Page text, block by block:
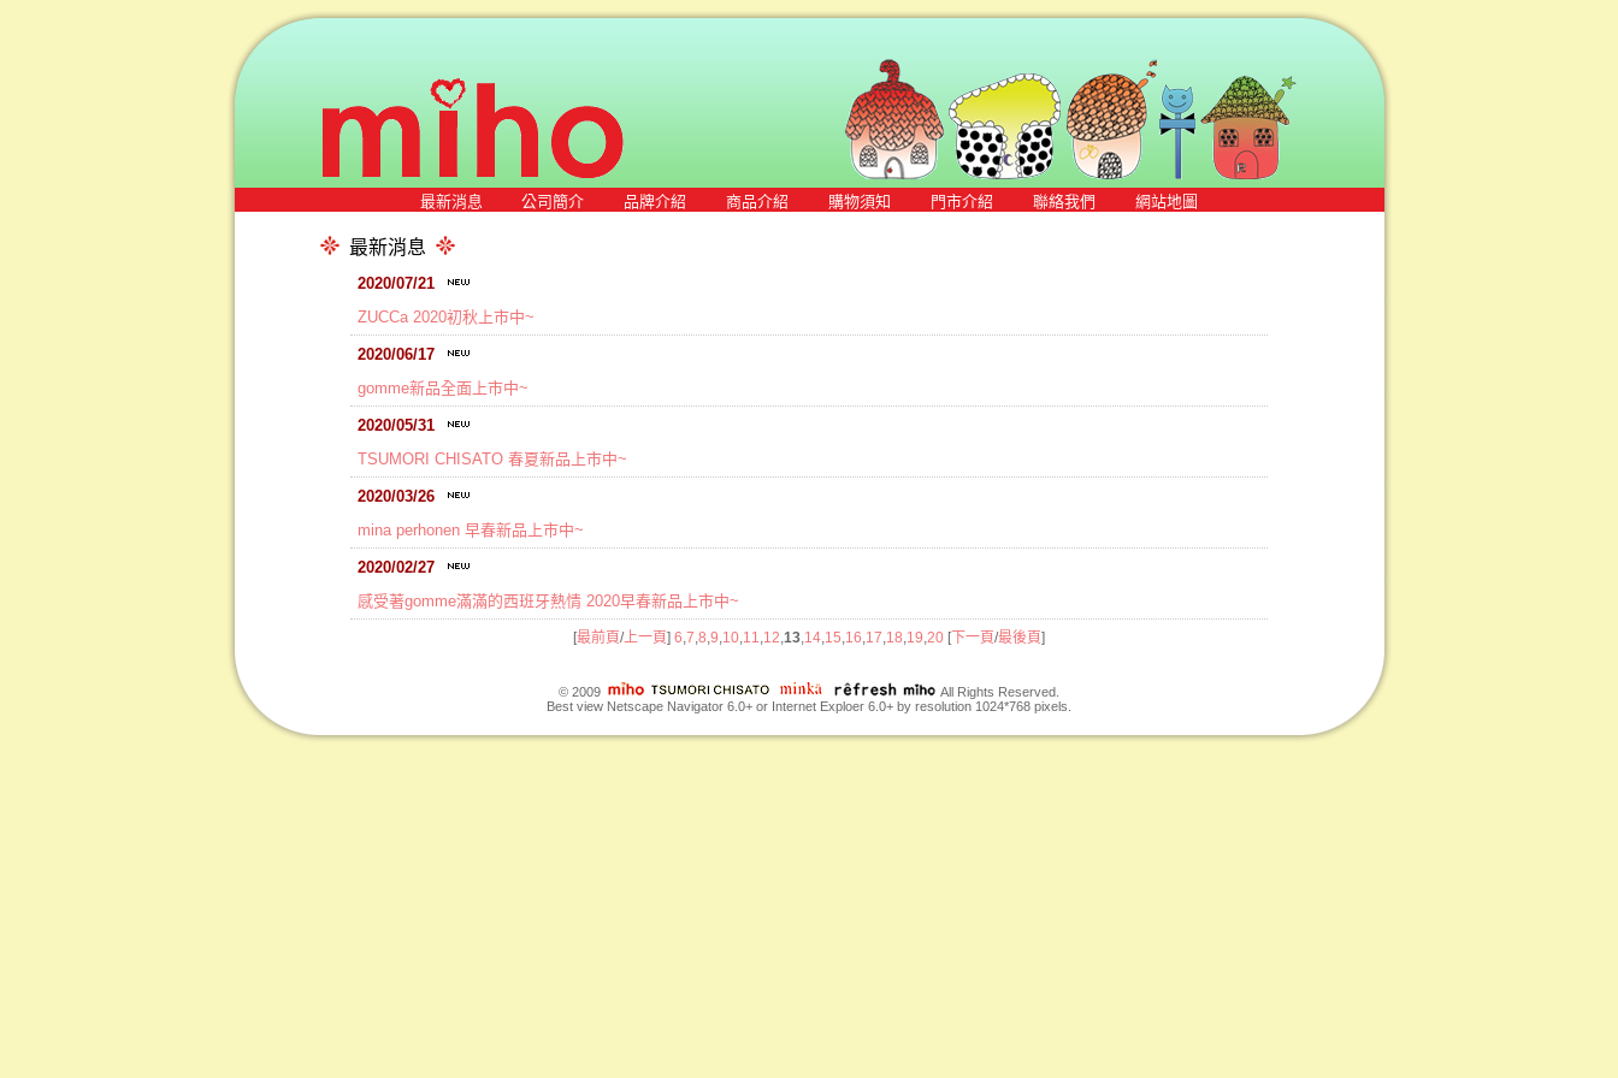
最新消息 公司簡介 品牌介紹 商品介紹 購物須知 門市介紹 聯絡我們 網站地圖
最新消息
2020/07/21
ZUCCa 2020初秋上市中~
2020/06/17
gomme新品全面上市中~
2020/05/31
TSUMORI CHISATO 春夏新品上市中~
2020/03/26
mina perhonen 早春新品上市中~
2020/02/27
感受著gomme滿滿的西班牙熱情 2020早春新品上市中~
[最前頁/上一頁] 6 7 8 9 10 11 12 13 14 15 16 17 18 19 20 [下一頁/最後頁]
© 2009
All Rights Reserved.
Best view Netscape Navigator 6.0+ or Internet Exploer 6.0+ by resolution 1024*768 pixels.